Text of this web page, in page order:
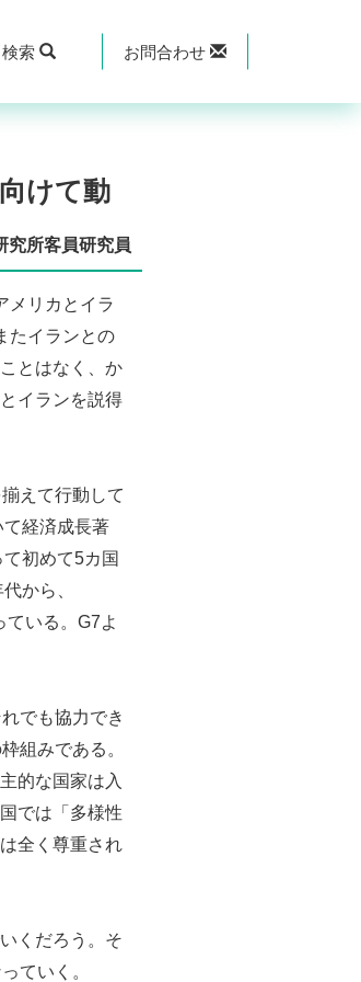
検索 お問合わせ
けて動
所客員研究員
メリカとイラ
たイランとの
とはなく、か
イランを説得
えて行動して
経済成長著
初めて5カ国
から、
いる。G7よ
でも協力でき
組みである。
的な国家は入
では「多様性
全く尊重され
くだろう。そ
ていく。